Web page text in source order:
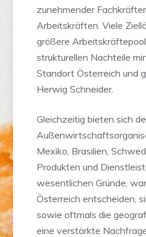
zunehmender
Arbeitskräften. Viele
größere
strukturellen Nachteile
Standort Österreich und
Herwig Schneider.
Gleichzeitig bieten sich
Mexiko, Brasilien,
Produkten und
wesentlichen Gründe,
Österreich entscheiden,
sowie oftmals die
eine verstärkte